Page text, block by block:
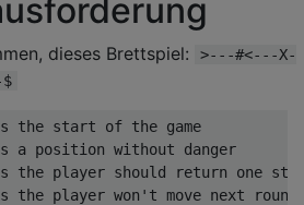
dieses Brettspiel:
>---#<---X-
the start of the game
a position without danger
the player should return one
the player won't move next round